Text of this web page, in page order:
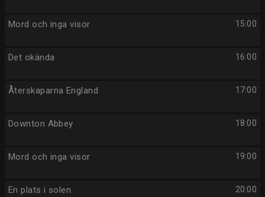
15:00
Mord och inga visor
16:00
Det okända
17:00
Återskaparna England
18:00
Downton Abbey
19:00
Mord och inga visor
20:00
En plats i solen